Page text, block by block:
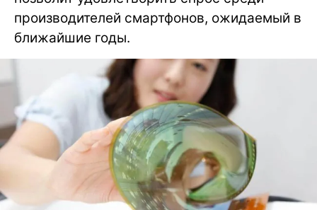
производителей смартфонов, ожидаемый в
ближайшие годы.